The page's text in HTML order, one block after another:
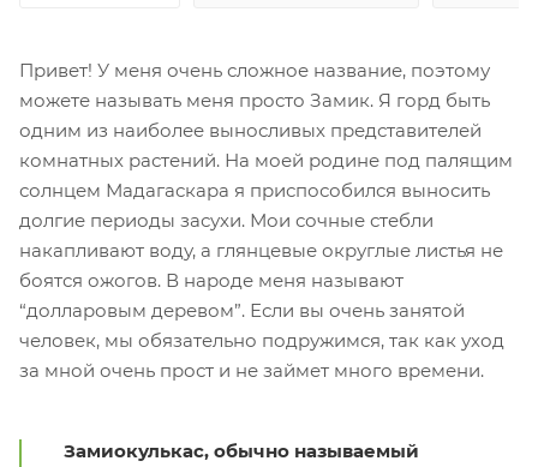
Привет! У меня очень сложное название, поэтому
можете называть меня просто Замик. Я горд быть
одним из наиболее выносливых представителей
комнатных растений. На моей родине под палящим
солнцем Мадагаскара я приспособился выносить
долгие периоды засухи. Мои сочные стебли
накапливают воду, а глянцевые округлые листья не
боятся ожогов. В народе меня называют
“долларовым деревом”. Если вы очень занятой
человек, мы обязательно подружимся, так как уход
за мной очень прост и не займет много времени.
Замиокулькас, обычно называемый